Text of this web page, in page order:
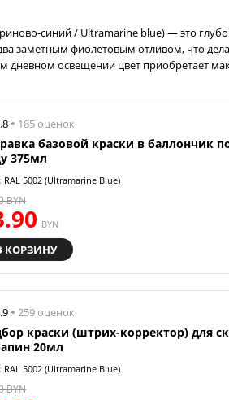
синий / Ultramarine blue) — это
заметным фиолетовым отливом, что
дневном освещении цвет приобретает
185 оценок
базовой краски в баллончик
375мл
RAL 5002 (Ultramarine Blue)
BYN
BYN
КОРЗИНУ
259 оценок
краски (штрих-корректор) для
20мл
RAL 5002 (Ultramarine Blue)
BYN